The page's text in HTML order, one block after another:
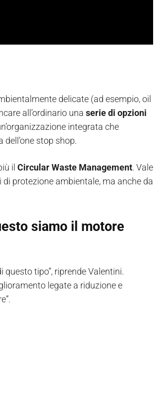
delicate (ad esempio, oil
all’ordinario una serie di opzioni
integrata che
stop shop.
il Circular Waste Management. Vale
protezione ambientale, ma anche da
siamo il motore
tipo”, riprende Valentini.
legate a riduzione e